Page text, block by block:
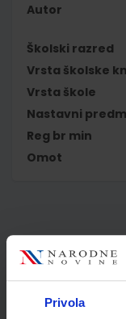
Privola
Autor
Školski razred
Vrsta školske
Vrsta škole
Nastavni
Reg br min
Omot
Kupci